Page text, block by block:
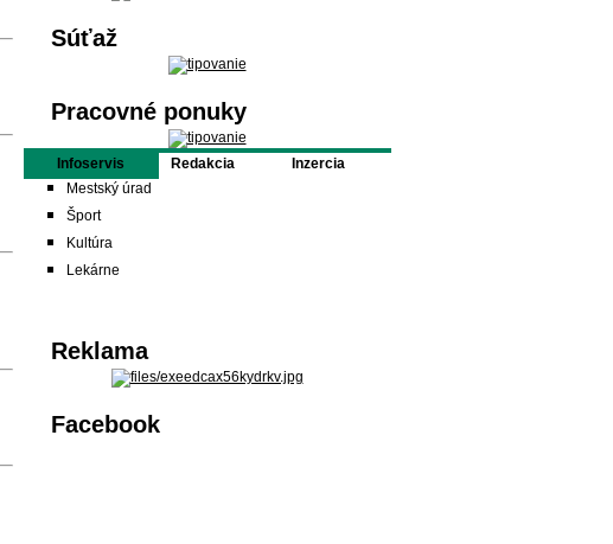
Súťaž
Pracovné ponuky
Infoservis Redakcia
Inzercia
Mestský úrad
Šport
Kultúra
Lekárne
Reklama
Facebook